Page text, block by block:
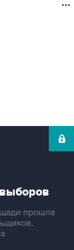
прошла